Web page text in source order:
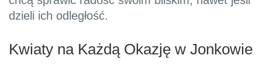
dzieli ich odległość.
Kwiaty na Każdą Okazję w Jonkowie